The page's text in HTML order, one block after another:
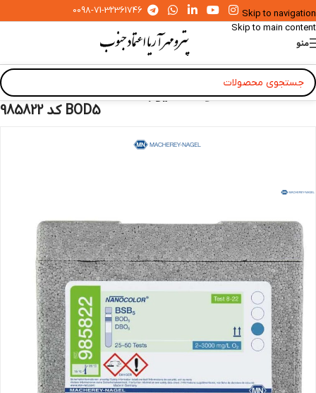
Skip to navigation
Skip to main content
0098-71-32361746
منو
خانه»محصولات»
تیوب تست MN NANOCOLOR
BOD5 کد 985822